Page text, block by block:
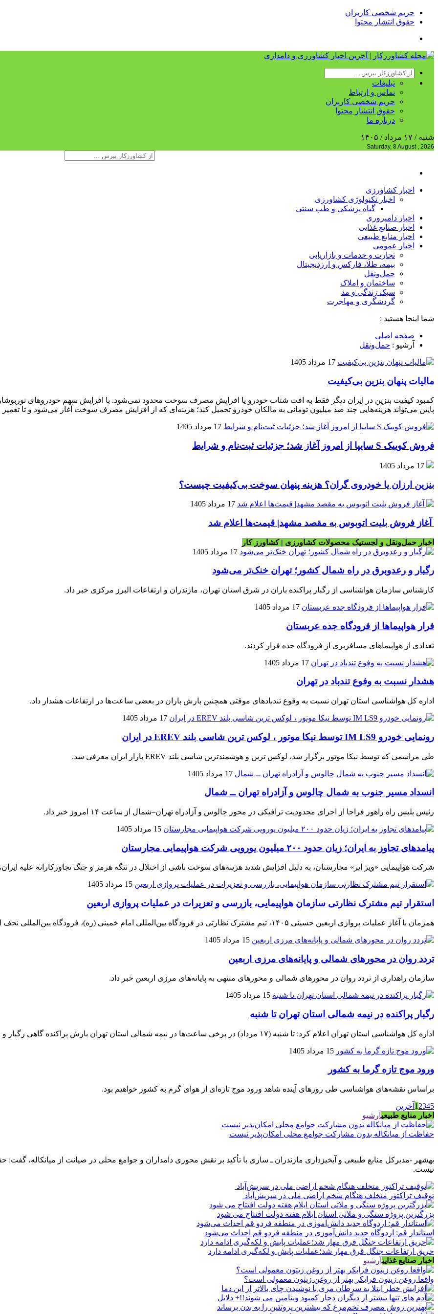
حریم شخصی کاربران
حقوق انتشار محتوا
تبلیغات
تماس و ارتباط
حریم شخصی کاربران
حقوق انتشار محتوا
درباره ما
شنبه / ۱۷ مرداد / ۱۴۰۵
Saturday, 8 August , 2026
اخبار کشاورزی
اخبار تکنولوژی کشاورزی
گیاه پزشکی و طب سنتی
اخبار دامپروری
اخبار صنایع غذایی
اخبار منابع طبیعی
اخبار عمومی
تجارت و خدمات و بازاریابی
بیمه، طلا، فارکس و ارزدیجیتال
حمل‌و‌نقل
ساختمان و املاک
سبک زندگی و مد
گردشگری و مهاجرت
شما اینجا هستید :
صفحه اصلی
آرشیو : حمل‌و‌نقل
17 مرداد 1405
مالیات پنهان بنزین بی‌کیفیت
کمبود کیفیت بنزین در ایران دیگر فقط به افت شتاب خودرو یا افزایش مصرف سوخت محدود نمی‌شود. با افزایش سهم خودروهای توربوشارژ
پایین می‌تواند هزینه‌هایی چند صد میلیون تومانی به مالکان خودرو تحمیل کند؛ هزینه‌ای که از افزایش مصرف سوخت آغاز می‌شود و تا
17 مرداد 1405
فروش کوییک S سایپا از امروز آغاز شد؛ جزئیات ثبت‌نام و شرایط
17 مرداد 1405
بنزین ارزان یا خودروی گران؟ هزینه پنهان سوخت بی‌کیفیت چیست؟
17 مرداد 1405
آغاز فروش بلیت اتوبوس به مقصد مشهد| قیمت‌ها اعلام شد
اخبار حمل‌ونقل و لجستیک محصولات کشاورزی | کشاورز کار
17 مرداد 1405
رگبار و رعدوبرق در راه شمال کشور؛ تهران خنک‌تر می‌شود
کارشناس سازمان هواشناسی از رگبار پراکنده باران در شرق استان تهران، مازندران و ارتفاعات البرز مرکزی خبر داد.
17 مرداد 1405
فرار هواپیماها از فرودگاه جده عربستان
تعدادی از هواپیماهای مسافربری از فرودگاه جده فرار کردند.
17 مرداد 1405
هشدار نسبت به وفوع تندباد در تهران
اداره کل هواشناسی استان تهران نسبت به وقوع تندبادهای موقتی همچنین بارش باران در بعضی ساعت‌ها در ارتفاعات هشدار داد.
17 مرداد 1405
رونمایی خودرو IM LS9 توسط نیکا موتور ، لوکس ترین شاسی بلند EREV در ایران
طی مراسمی که توسط نیکا موتور برگزار شد، لوکس ترین و هوشمندترین شاسی بلند EREV بازار ایران معرفی شد.
17 مرداد 1405
انسداد مسیر جنوب به شمال چالوس و آزادراه تهران ــ شمال
رئیس پلیس راه راهور فراجا از اجرای محدودیت ترافیکی در محور چالوس و آزادراه تهران–شمال از ساعت ۱۴ امروز خبر داد.
15 مرداد 1405
پیامدهای تجاوز به ایران؛ زیان حدود ۲۰۰ میلیون یورویی شرکت هواپیمایی مجارستان
شرکت هواپیمایی «ویز ایر» مجارستان، به دلیل افزایش شدید هزینه‌های سوخت ناشی از اختلال در تنگه هرمز و جنگ تجاوزکارانه علیه ایران، ۱۹۸ میلیون یورو زیان خالص ثبت
15 مرداد 1405
استقرار تیم مشترک نظارتی سازمان هواپیمایی، بازرسی و تعزیرات در عملیات پروازی اربعین
همزمان با آغاز عملیات پروازی اربعین حسینی ۱۴۰۵، تیم مشترک نظارتی در فرودگاه بین‌المللی امام خمینی (ره)، فرودگاه بین‌المللی نجف اشرف و سایر فرودگاه‌های پرتردد کشور مستقر شد.
15 مرداد 1405
تردد روان در محورهای شمالی و پایانه‌های مرزی اربعین
سازمان راهداری از تردد روان در محورهای شمالی و محورهای منتهی به پایانه‌های مرزی اربعین خبر داد.
15 مرداد 1405
رگبار پراکنده در نیمه شمالی استان تهران تا شنبه
اداره کل هواشناسی استان تهران اعلام کرد: تا شنبه (۱۷ مرداد) در برخی ساعت‌ها در نیمه شمالی استان تهران بارش پراکنده گاهی رگبار و رعد و برق و وزش باد شدید موقتی پیش بینی می‌شود.
15 مرداد 1405
ورود موج تازه گرما به کشور
براساس نقشه‌های هواشناسی طی روزهای آینده شاهد ورود موج تازه‌ای از هوای گرم به کشور خواهیم بود.
1 2345
آخرین
اخبار منابع طبیعیآرشیو
حفاظت از میانکاله بدون مشارکت جوامع محلی امکان‌پذیر نیست
بهشهر -مدیرکل منابع طبیعی و آبخیزداری مازندران ـ ساری با تأکید بر نقش محوری دامداران و جوامع محلی در صیانت از میانکاله،
نیست.
توقیف تراکتور متخلف هنگام شخم اراضی ملی در سریش‌آباد
بزرگترین پروژه سنگی و ملاتی استان ایلام هفته دولت افتتاح می شود
استاندار قم: اردوگاه جدید دانش‌آموزی در منطقه فردو قم احداث می‌شود
حریق ارتفاعات جنگل قرق مهار شد؛عملیات پایش و لکه‌گیری ادامه دارد
اخبار صنایع غذاییآرشیو
واقعا روغن زیتون فرابکر بهتر از روغن زیتون معمولی است؟